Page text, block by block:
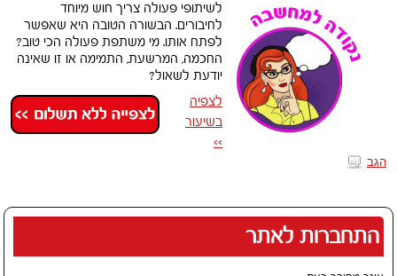
לשיתופי פעולה צריך חוש מיוחד
לחיבורים. הבשורה הטובה היא שאפשר
לפתח אותו. מי משתפת פעולה הכי טוב?
החכמה, המרשעת, התמימה או זו שאינה
יודעת לשאול?
לצפיה
בשיעור
>>
הגב
התחברות לאתר